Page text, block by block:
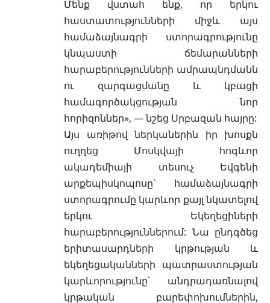
Մենք վստահ ենք, որ երկու
հաստատությունների միջև այս
համաձայնագրի ստորագրությունը
կնպաստի ճեմարանների
հարաբերությունների ամրապնդմանն
ու զարգացմանը և կբացի
համագործակցության նոր
հորիզոններ», — նշեց Սրբազան հայրը:
Այս առիթով ներկաներին իր խոսքն
ուղղեց Մոսկվայի հոգևոր
ակադեմիայի տեսուչ Եվգենի
արքեպիսկոպոսը` համաձայնագրի
ստորագրումը կարևոր քայլ նկատելով
երկու Եկեղեցիների
հարաբերություններում: Նա ընդգծեց
երիտասարդների կրթության և
եկեղեցականների պատրաստության
կարևորությունը` անդրադառնալով
կրթական բարեփոխումներին,